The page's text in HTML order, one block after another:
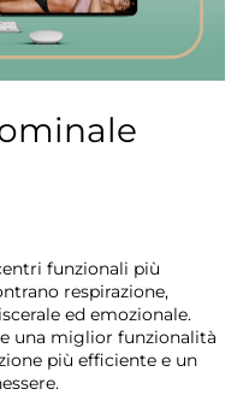
funzionali più
respirazione,
ed emozionale.
una miglior funzionalità
più efficiente e un